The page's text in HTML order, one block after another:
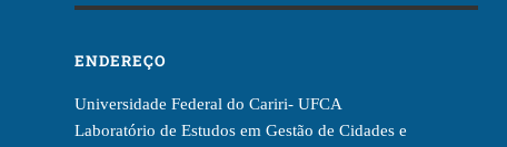
ENDEREÇO
Universidade Federal do Cariri- UFCA
Laboratório de Estudos em Gestão de Cidades e